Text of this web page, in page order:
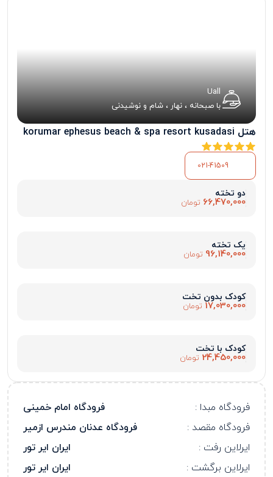
Uall
با صبحانه ، نهار ، شام و نوشیدنی
هتل korumar ephesus beach & spa resort kusadasi
021-41509
دو تخته
66,470,000 تومان
یک تخته
96,140,000 تومان
کودک بدون تخت
17,030,000 تومان
کودک با تخت
24,450,000 تومان
فرودگاه مبدا :
فرودگاه امام خمینی
فرودگاه مقصد :
فرودگاه عدنان مندرس ازمیر
ایرلاین رفت :
ایران ایر تور
ایرلاین برگشت :
ایران ایر تور